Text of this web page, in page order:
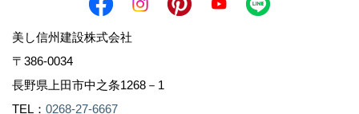
美し信州建設株式会社
〒386-0034
長野県上田市中之条1268－1
TEL： 0268-27-6667